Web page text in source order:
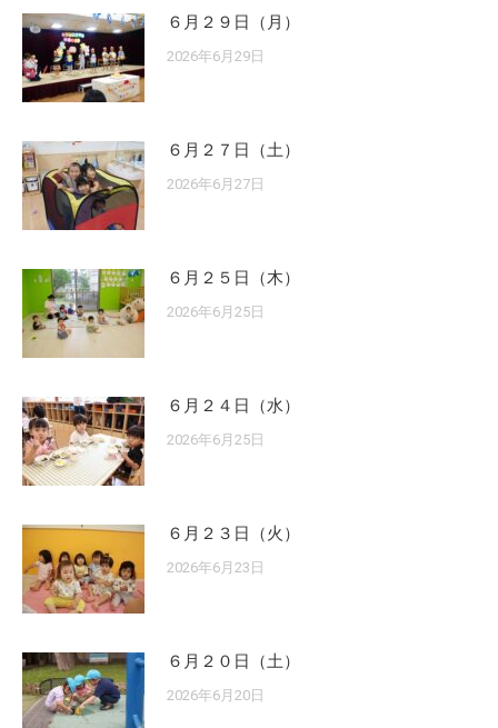
６月２９日（月）
2026年6月29日
６月２７日（土）
2026年6月27日
６月２５日（木）
2026年6月25日
６月２４日（水）
2026年6月25日
６月２３日（火）
2026年6月23日
６月２０日（土）
2026年6月20日